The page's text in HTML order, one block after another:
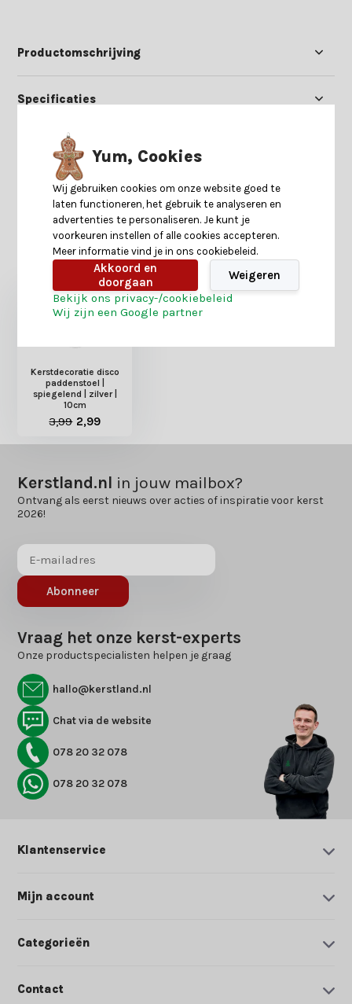
Productomschrijving
Specificaties
Reviews
Heb je nog interesse in deze recent bekeken
Kerstdecoratie disco
paddenstoel |
spiegelend | zilver |
10cm
3,99 2,99
Kerstland.nl in jouw mailbox?
Ontvang als eerst nieuws over acties of inspiratie voor kerst
2026!
Abonneer
Vraag het onze kerst-experts
Onze productspecialisten helpen je graag
hallo@kerstland.nl
Chat via de website
078 20 32 078
078 20 32 078
Klantenservice
Mijn account
Categorieën
Contact
Yum, Cookies
Wij gebruiken cookies om onze website goed te
laten functioneren, het gebruik te analyseren en
advertenties te personaliseren. Je kunt je
voorkeuren instellen of alle cookies accepteren.
Meer informatie vind je in ons cookiebeleid.
Akkoord en
doorgaan
Weigeren
Bekijk ons privacy-/cookiebeleid
Wij zijn een Google partner